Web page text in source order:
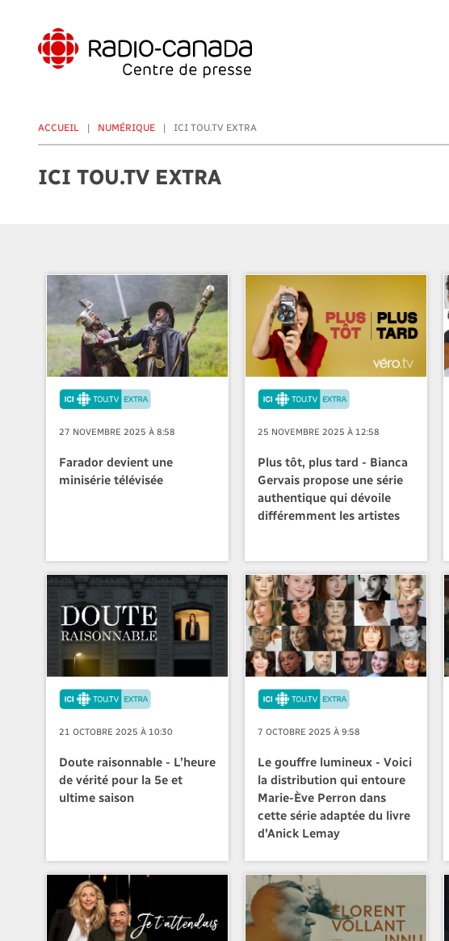
contenu
principal
ACCUEIL NUMÉRIQUE ICI TOU.TV EXTRA
ICI TOU.TV EXTRA
27 NOVEMBRE 2025 À 8:58
Farador devient une
minisérie télévisée
25 NOVEMBRE 2025 À 12:58
Plus tôt, plus tard - Bianca
Gervais propose une série
authentique qui dévoile
différemment les artistes
21 OCTOBRE 2025 À 10:30
Doute raisonnable - L’heure
de vérité pour la 5e et
ultime saison
7 OCTOBRE 2025 À 9:58
Le gouffre lumineux - Voici
la distribution qui entoure
Marie-Ève Perron dans
cette série adaptée du livre
d'Anick Lemay